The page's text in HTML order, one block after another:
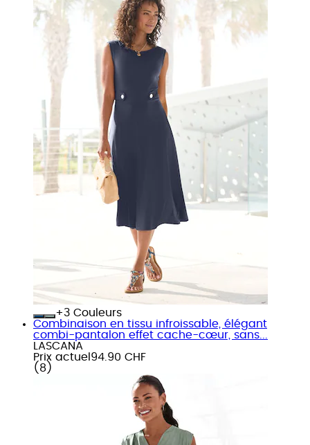
+
Couleurs
Combinaison en tissu infroissable, élégant
combi-pantalon effet cache-cœur, sans...
LASCANA
Prix actuel 94.90 CHF
( 8 )